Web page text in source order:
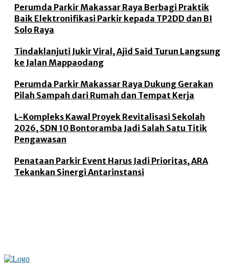
Perumda Parkir Makassar Raya Berbagi Praktik
Baik Elektronifikasi Parkir kepada TP2DD dan BI
Solo Raya
Tindaklanjuti Jukir Viral, Ajid Said Turun Langsung
ke Jalan Mappaodang
Perumda Parkir Makassar Raya Dukung Gerakan
Pilah Sampah dari Rumah dan Tempat Kerja
L-Kompleks Kawal Proyek Revitalisasi Sekolah
2026, SDN 10 Bontoramba Jadi Salah Satu Titik
Pengawasan
Penataan Parkir Event Harus Jadi Prioritas, ARA
Tekankan Sinergi Antarinstansi